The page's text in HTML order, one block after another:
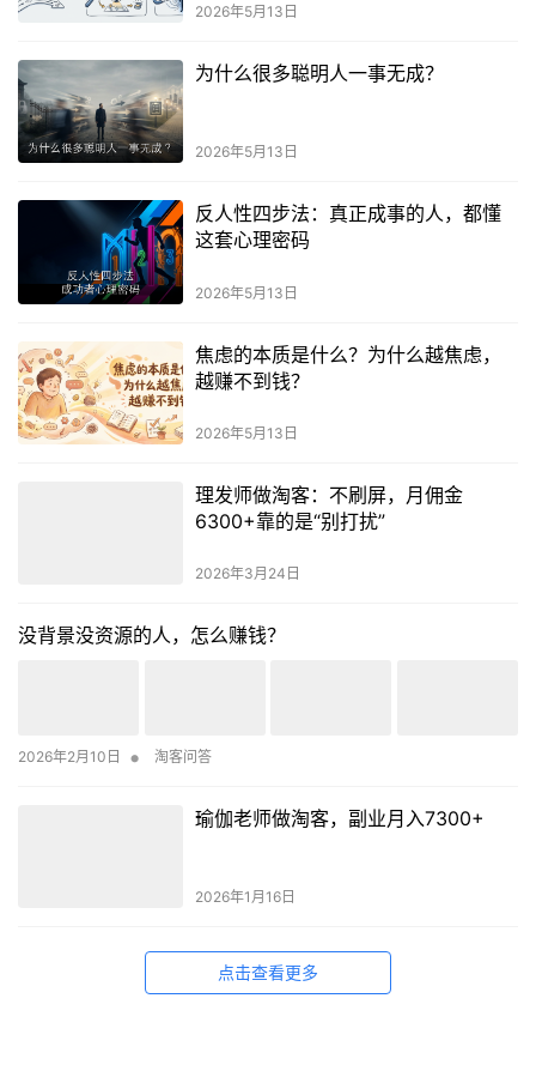
2026年5月13日
为什么很多聪明人一事无成？
2026年5月13日
反人性四步法：真正成事的人，都懂
这套心理密码
2026年5月13日
焦虑的本质是什么？为什么越焦虑，
越赚不到钱？
2026年5月13日
理发师做淘客：不刷屏，月佣金
6300+靠的是“别打扰”
2026年3月24日
没背景没资源的人，怎么赚钱？
2026年2月10日 • 淘客问答
瑜伽老师做淘客，副业月入7300+
2026年1月16日
点击查看更多